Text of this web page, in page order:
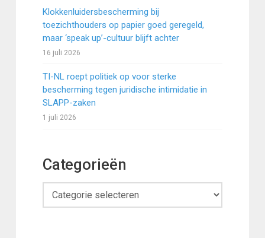
Klokkenluidersbescherming bij
toezichthouders op papier goed geregeld,
maar ‘speak up’-cultuur blijft achter
16 juli 2026
TI-NL roept politiek op voor sterke
bescherming tegen juridische intimidatie in
SLAPP-zaken
1 juli 2026
Categorieën
Categorieën